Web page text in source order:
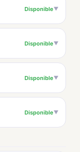
Disponible▼
Disponible▼
Disponible▼
Disponible▼